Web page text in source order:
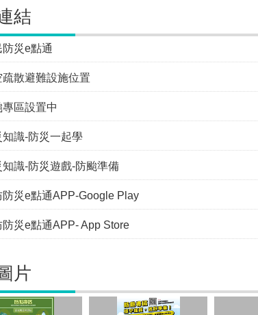
結
防災e點通
疏散避難設施位置
專區設置中
知識-防災一起學
知識-防災遊戲-防颱準備
防災e點通APP-Google Play
防災e點通APP- App Store
片